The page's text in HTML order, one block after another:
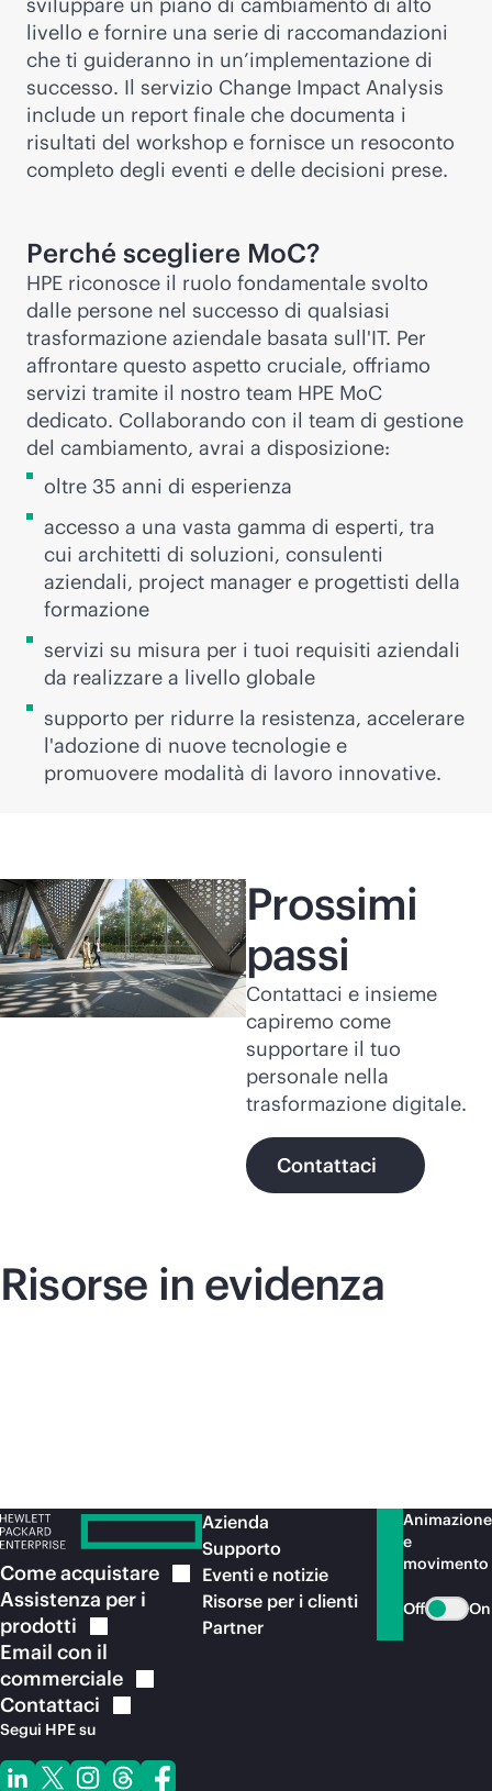
livello e fornire una serie di raccomandazioni
che ti guideranno in un’implementazione di
successo. Il servizio Change Impact Analysis
include un report finale che documenta i
risultati del workshop e fornisce un resoconto
completo degli eventi e delle decisioni prese.
Perché scegliere MoC?
HPE riconosce il ruolo fondamentale svolto
dalle persone nel successo di qualsiasi
trasformazione aziendale basata sull'IT. Per
affrontare questo aspetto cruciale, offriamo
servizi tramite il nostro team HPE MoC
dedicato. Collaborando con il team di gestione
del cambiamento, avrai a disposizione:
oltre 35 anni di esperienza
accesso a una vasta gamma di esperti, tra
cui architetti di soluzioni, consulenti
aziendali, project manager e progettisti della
formazione
servizi su misura per i tuoi requisiti aziendali
da realizzare a livello globale
supporto per ridurre la resistenza, accelerare
l'adozione di nuove tecnologie e
promuovere modalità di lavoro innovative.
Prossimi
passi
Contattaci e insieme
capiremo come
supportare il tuo
personale nella
trasformazione digitale.
Contattaci
Risorse in evidenza
Comeacquistare
Assistenza per i
prodotti
Email con il
commerciale
Contattaci
Segui HPE su
Azienda
Supporto
Eventi e notizie
Risorse per i clienti
Partner
Animazione
e
movimento
Off On